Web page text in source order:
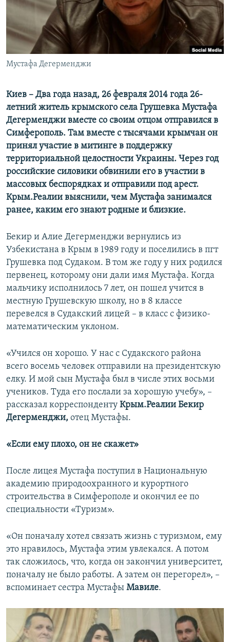
ПОБЕДИТЕЛЕЙ НЕ СУДЯТ?
КРЫМ.НЕПОКОРЕННЫЙ
ELIFBE
УКРАИНСКАЯ ПРОБЛЕМА КРЫМА
ПРИСОЕДИНЯЙТЕСЬ!
Мустафа Дегерменджи
Киев – Два года назад, 26 февраля 2014 года 26-
летний житель крымского села Грушевка Мустафа
Дегерменджи вместе со своим отцом отправился в
Симферополь. Там вместе с тысячами крымчан он
принял участие в митинге в поддержку
территориальной целостности Украины. Через год
российские силовики обвинили его в участии в
массовых беспорядках и отправили под арест.
Крым.Реалии выяснили, чем Мустафа занимался
ранее, каким его знают родные и близкие.
Бекир и Алие Дегерменджи вернулись из
Узбекистана в Крым в 1989 году и поселились в пгт
Грушевка под Судаком. В том же году у них родился
первенец, которому они дали имя Мустафа. Когда
мальчику исполнилось 7 лет, он пошел учится в
местную Грушевскую школу, но в 8 классе
перевелся в Судакский лицей – в класс с физико-
математическим уклоном.
«Учился он хорошо. У нас с Судакского района
всего восемь человек отправили на президентскую
елку. И мой сын Мустафа был в числе этих восьми
учеников. Туда его послали за хорошую учебу», –
рассказал корреспонденту Крым.Реалии Бекир
Дегерменджи, отец Мустафы.
«Если ему плохо, он не скажет»
После лицея Мустафа поступил в Национальную
академию природоохранного и курортного
строительства в Симферополе и окончил ее по
специальности «Туризм».
«Он поначалу хотел связать жизнь с туризмом, ему
это нравилось, Мустафа этим увлекался. А потом
так сложилось, что, когда он закончил университет,
поначалу не было работы. А затем он перегорел», –
вспоминает сестра Мустафы Мавиле.